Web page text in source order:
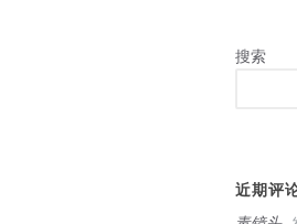
搜索
近期评